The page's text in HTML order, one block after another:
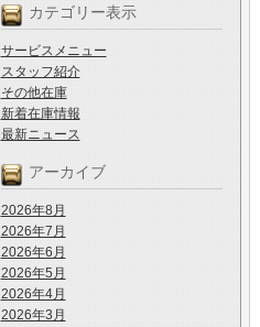
カテゴリー表示
サービスメニュー
スタッフ紹介
その他在庫
新着在庫情報
最新ニュース
アーカイブ
2026年8月
2026年7月
2026年6月
2026年5月
2026年4月
2026年3月